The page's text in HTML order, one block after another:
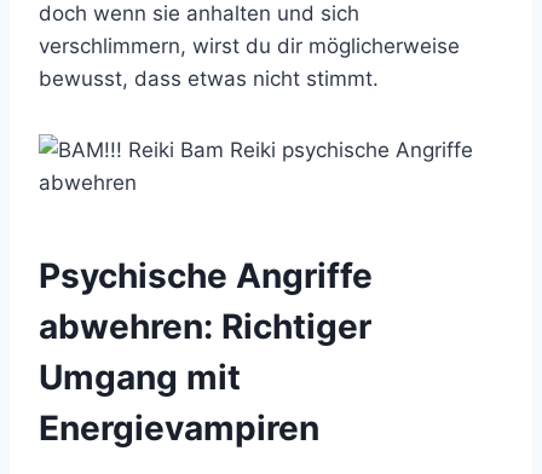
doch wenn sie anhalten und sich
verschlimmern, wirst du dir möglicherweise
bewusst, dass etwas nicht stimmt.
Psychische Angriffe
abwehren: Richtiger
Umgang mit
Energievampiren